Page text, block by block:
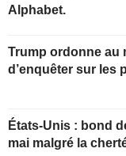
Alphabet.
Trump ordonne au
d’enquêter sur les
États-Unis : bond
mai malgré la